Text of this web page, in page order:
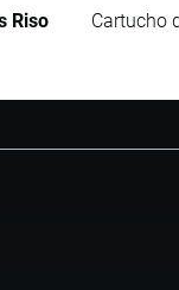
Riso Cartucho